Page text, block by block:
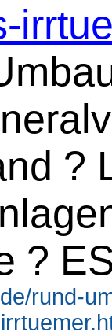
?
?
rund-